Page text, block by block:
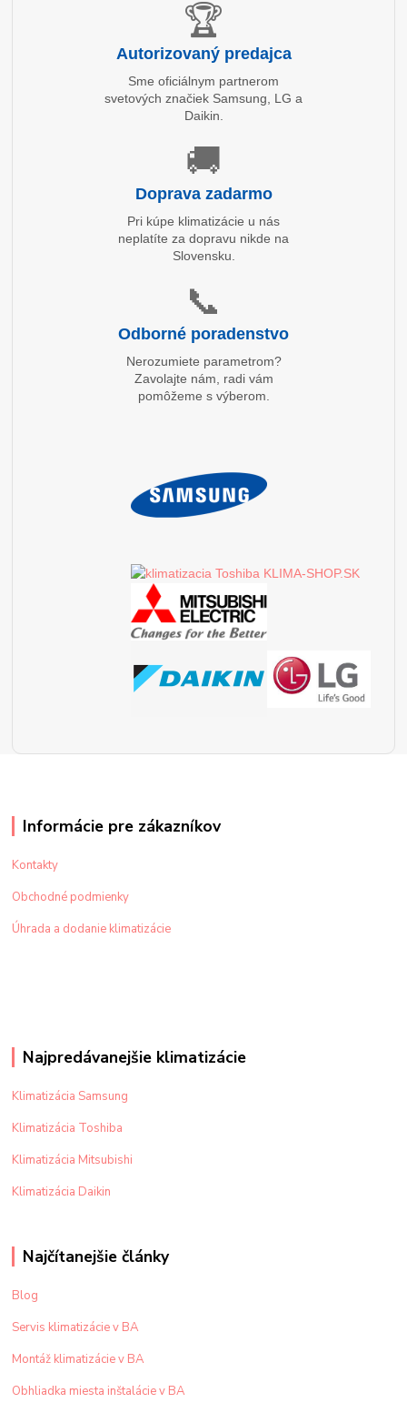
🏆
Autorizovaný predajca
Sme oficiálnym partnerom
svetových značiek Samsung, LG a
Daikin.
🚚
Doprava zadarmo
Pri kúpe klimatizácie u nás
neplatíte za dopravu nikde na
Slovensku.
📞
Odborné poradenstvo
Nerozumiete parametrom?
Zavolajte nám, radi vám
pomôžeme s výberom.
Informácie pre zákazníkov
Kontakty
Obchodné podmienky
Úhrada a dodanie klimatizácie
Najpredávanejšie klimatizácie
Klimatizácia Samsung
Klimatizácia Toshiba
Klimatizácia Mitsubishi
Klimatizácia Daikin
Najčítanejšie články
Blog
Servis klimatizácie v BA
Montáž klimatizácie v BA
Obhliadka miesta inštalácie v BA